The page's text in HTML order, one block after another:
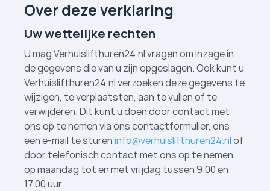
Over deze verklaring
Uw wettelijke rechten
U mag Verhuislifthuren24.nl vragen om inzage in
de gegevens die van u zijn opgeslagen. Ook kunt u
Verhuislifthuren24.nl verzoeken deze gegevens te
wijzigen, te verplaatsten, aan te vullen of te
verwijderen. Dit kunt u doen door contact met
ons op te nemen via ons contactformulier, ons
een e-mail te stureninfo@verhuislifthuren24.nlof
door telefonisch contact met ons op te nemen
op maandag tot en met vrijdag tussen 9.00 en
17.00 uur.